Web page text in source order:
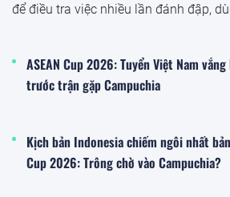
để điều tra việc nhiều lần đánh đập,
ASEAN Cup 2026: Tuyển Việt Nam
trước trận gặp Campuchia
Kịch bản Indonesia chiếm ngôi nhất
Cup 2026: Trông chờ vào Campuchia?